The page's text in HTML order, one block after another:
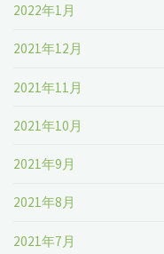
2022年1月
2021年12月
2021年11月
2021年10月
2021年9月
2021年8月
2021年7月